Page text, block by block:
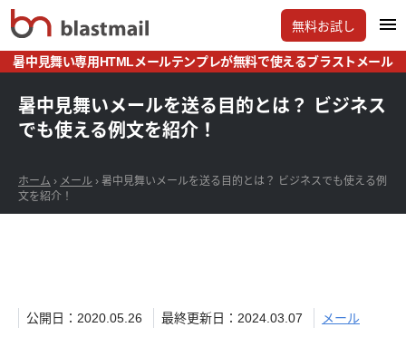
無料お試し
暑中見舞い専用HTMLメールテンプレが無料で使えるブラストメール
暑中見舞いメールを送る目的とは？ ビジネス
でも使える例文を紹介！
ホーム › メール › 暑中見舞いメールを送る目的とは？ ビジネスでも使える例
文を紹介！
公開日：2020.05.26 最終更新日：2024.03.07 メール